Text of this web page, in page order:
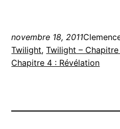
novembre 18, 2011
Twilight, Twilight –
Chapitre 4 : Révélation